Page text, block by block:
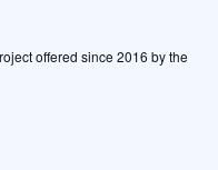
offered since 2016 by the